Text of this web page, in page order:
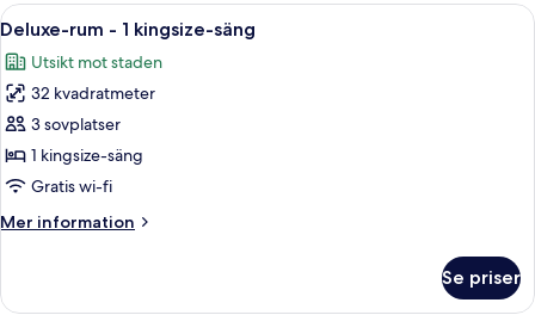
1
säng
(Accessible)
Öppna
alla
foton
för
Deluxe-
rum
-
kingsize-
Ett hotellrum med en säng, ett
5
Deluxe-rum - 1 kingsize-säng
Utsikt mot staden
32 kvadratmeter
3 sovplatser
1 kingsize-säng
Gratis wi-fi
Mer information
Mer
rum
Se priser